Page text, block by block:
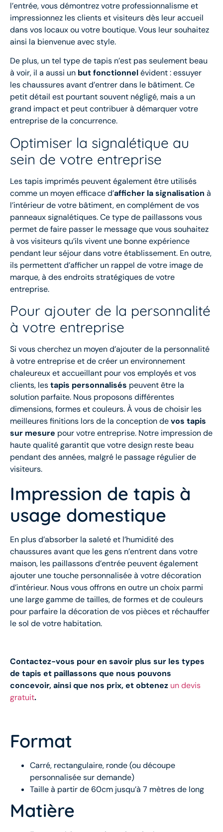
l’entrée, vous démontrez votre professionnalisme et
impressionnez les clients et visiteurs dès leur accueil
dans vos locaux ou votre boutique. Vous leur souhaitez
ainsi la bienvenue avec style.
De plus, un tel type de tapis n’est pas seulement beau
à voir, il a aussi un but fonctionnelévident : essuyer
les chaussures avant d’entrer dans le bâtiment. Ce
petit détail est pourtant souvent négligé, mais a un
grand impact et peut contribuer à démarquer votre
entreprise de la concurrence.
Optimiser la signalétique au
sein de votre entreprise
Les tapis imprimés peuvent également être utilisés
comme un moyen efficace d’afficher la signalisation à
l’intérieur de votre bâtiment, en complément de vos
panneaux signalétiques. Ce type de paillassons vous
permet de faire passer le message que vous souhaitez
à vos visiteurs qu’ils vivent une bonne expérience
pendant leur séjour dans votre établissement. En outre,
ils permettent d’afficher un rappel de votre image de
marque, à des endroits stratégiques de votre
entreprise.
Pour ajouter de la personnalité
à votre entreprise
Si vous cherchez un moyen d’ajouter de la personnalité
à votre entreprise et de créer un environnement
chaleureux et accueillant pour vos employés et vos
clients, lestapis personnalisés peuvent être la
solution parfaite. Nous proposons différentes
dimensions, formes et couleurs. À vous de choisir les
meilleures finitions lors de la conception devos tapis
sur mesure pour votre entreprise. Notre impression de
haute qualité garantit que votre design reste beau
pendant des années, malgré le passage régulier de
visiteurs.
Impression de tapis à
usage domestique
En plus d’absorber la saleté et l’humidité des
chaussures avant que les gens n’entrent dans votre
maison, les paillassons d’entrée peuvent également
ajouter une touche personnalisée à votre décoration
d’intérieur. Nous vous offrons en outre un choix parmi
une large gamme de tailles, de formes et de couleurs
pour parfaire la décoration de vos pièces et réchauffer
le sol de votre habitation.
Contactez-vous pour en savoir plus sur les types
de tapis et paillassons que nous pouvons
concevoir, ainsi que nos prix, et obtenez un devis
gratuit.
Format
Carré, rectangulaire, ronde (ou découpe
personnalisée sur demande)
Taille à partir de 60cm jusqu’à 7 mètres de long
Matière